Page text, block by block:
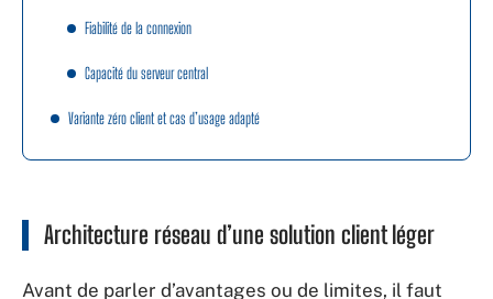
Fiabilité de la connexion
Capacité du serveur central
Variante zéro client et cas d’usage adapté
Architecture réseau d’une solution client léger
Avant de parler d’avantages ou de limites, il faut